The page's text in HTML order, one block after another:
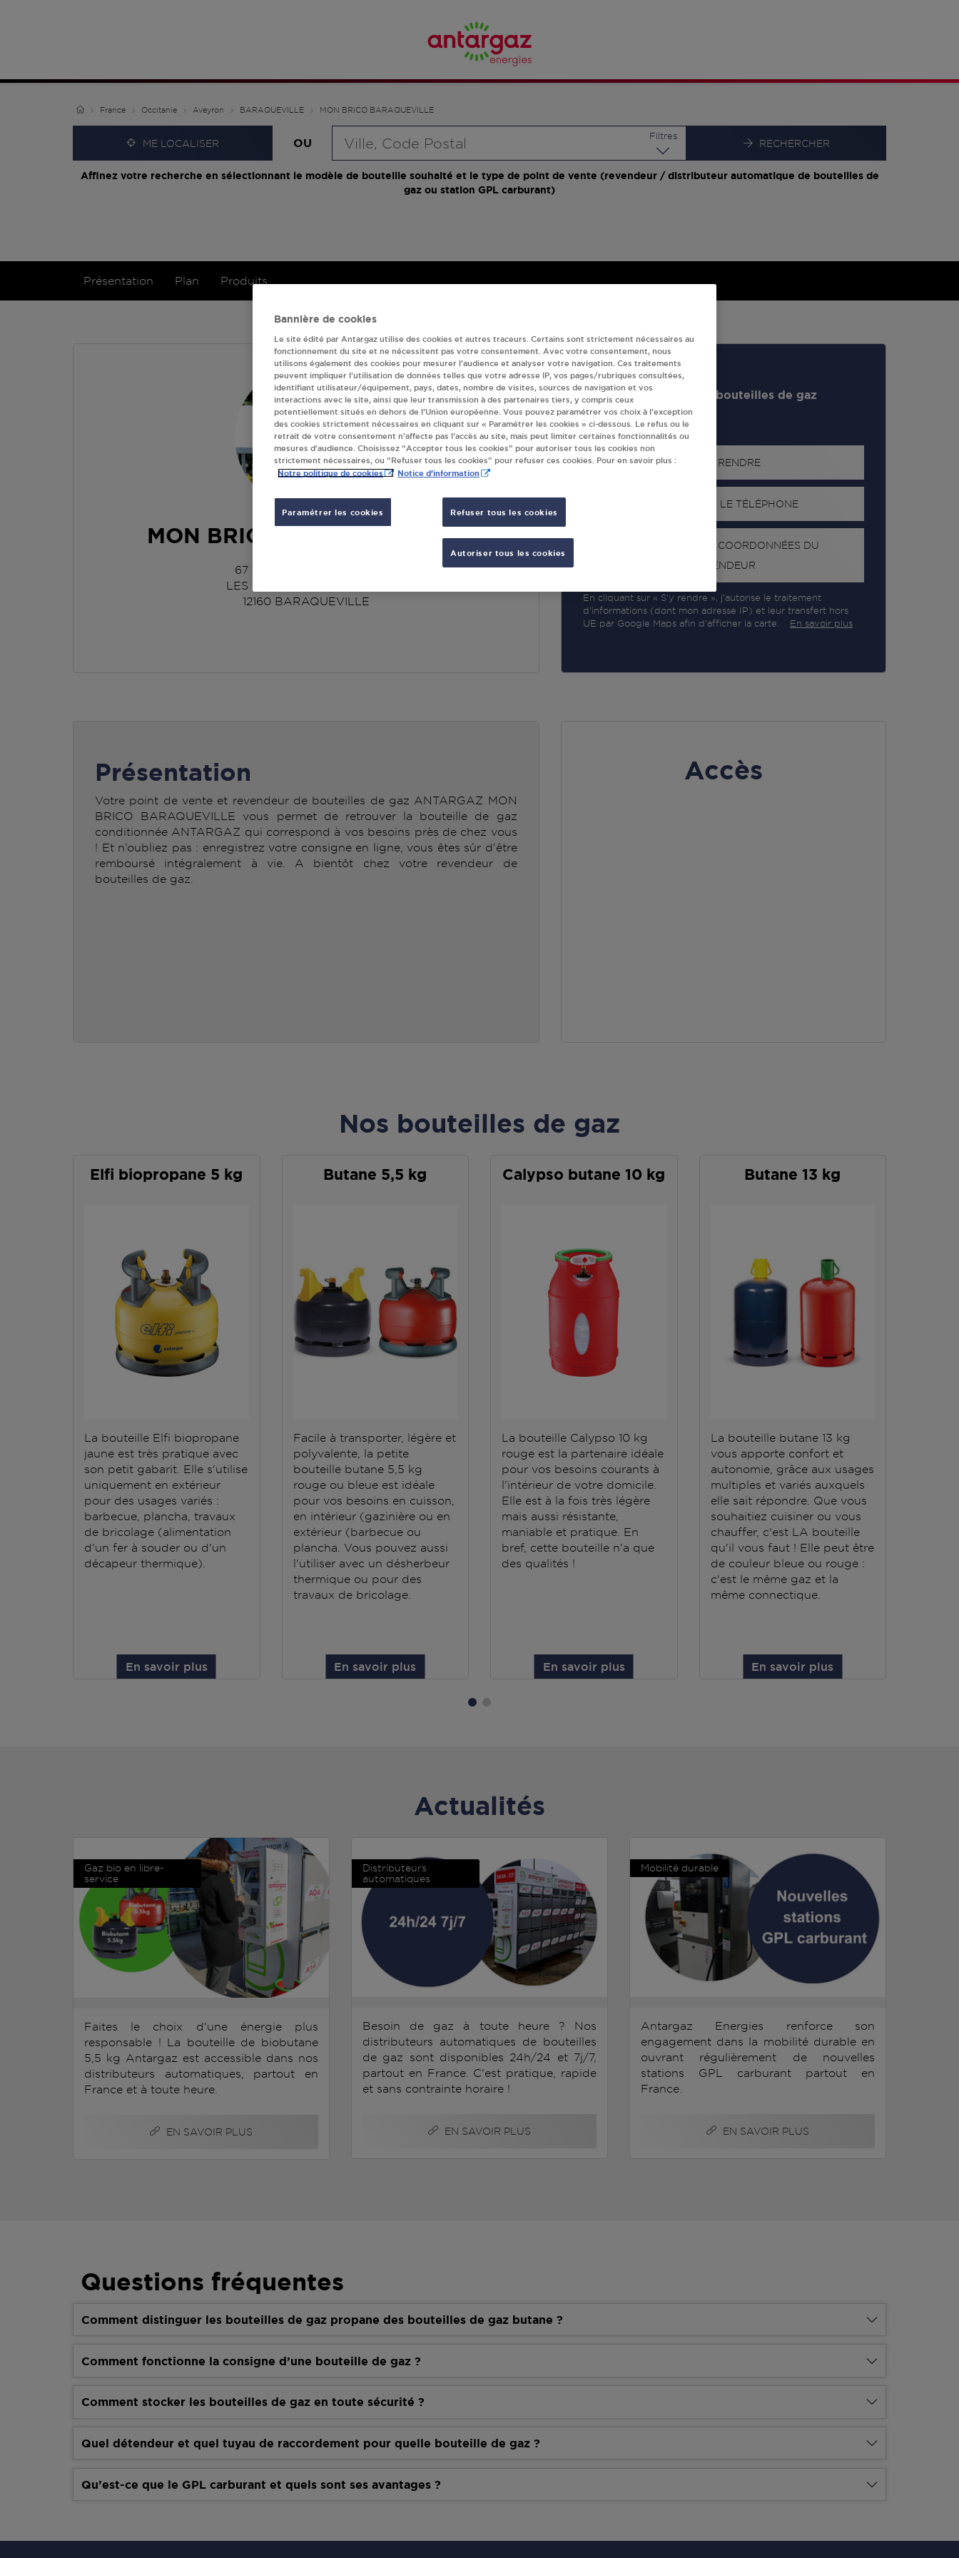
France Occitanie Aveyron BARAQUEVILLE MON BRICO BARAQUEVILLE
ME LOCALISER OU
Filtres
RECHERCHER
Affinez votre recherche en sélectionnant le modèle de bouteille souhaité et le type de point de vente (revendeur / distributeur automatique de bouteilles de
gaz ou station GPL carburant)
Présentation Plan Produits
MON BRICO BARAQUEVILLE
67 IMPASSE DU SABLAS
LES PORTES DU SEGALA 2
12160 BARAQUEVILLE
Revendeur de bouteilles de gaz
S'Y RENDRE
AFFICHER LE TÉLÉPHONE
RECEVOIR LES COORDONNÉES DU
REVENDEUR
En cliquant sur « S’y rendre », j’autorise le traitement
d’informations (dont mon adresse IP) et leur transfert hors
UE par Google Maps afin d’afficher la carte.
En savoir plus
Accès
Présentation
Votre point de vente et revendeur de bouteilles de gaz ANTARGAZ MON
BRICO BARAQUEVILLE vous permet de retrouver la bouteille de gaz
conditionnée ANTARGAZ qui correspond à vos besoins près de chez vous
! Et n’oubliez pas : enregistrez votre consigne en ligne, vous êtes sûr d’être
remboursé intégralement à vie. A bientôt chez votre revendeur de
bouteilles de gaz.
Nos bouteilles de gaz
Elfi biopropane 5 kg
La bouteille Elfi biopropane
jaune est très pratique avec
son petit gabarit. Elle s'utilise
uniquement en extérieur
pour des usages variés :
barbecue, plancha, travaux
de bricolage (alimentation
d'un fer à souder ou d'un
décapeur thermique).
En savoir plus
Butane 5,5 kg
Facile à transporter, légère et
polyvalente, la petite
bouteille butane 5,5 kg
rouge ou bleue est idéale
pour vos besoins en cuisson,
en intérieur (gazinière ou en
extérieur (barbecue ou
plancha. Vous pouvez aussi
l'utiliser avec un désherbeur
thermique ou pour des
travaux de bricolage.
En savoir plus
Calypso butane 10 kg
La bouteille Calypso 10 kg
rouge est la partenaire idéale
pour vos besoins courants à
l'intérieur de votre domicile.
Elle est à la fois très légère
mais aussi résistante,
maniable et pratique. En
bref, cette bouteille n'a que
des qualités !
En savoir plus
Butane 13 kg
La bouteille butane 13 kg
vous apporte confort et
autonomie, grâce aux usages
multiples et variés auxquels
elle sait répondre. Que vous
souhaitiez cuisiner ou vous
chauffer, c'est LA bouteille
qu'il vous faut ! Elle peut être
de couleur bleue ou rouge :
c'est le même gaz et la
même connectique.
En savoir plus
Actualités
Gaz bio en libre-
service
Faites le choix d'une énergie plus
responsable ! La bouteille de biobutane
5,5 kg Antargaz est accessible dans nos
distributeurs automatiques, partout en
France et à toute heure.
EN SAVOIR PLUS
Distributeurs
automatiques
Besoin de gaz à toute heure ? Nos
distributeurs automatiques de bouteilles
de gaz sont disponibles 24h/24 et 7j/7,
partout en France. C'est pratique, rapide
et sans contrainte horaire !
EN SAVOIR PLUS
Mobilité durable
Antargaz Energies renforce son
engagement dans la mobilité durable en
ouvrant régulièrement de nouvelles
stations GPL carburant partout en
France.
EN SAVOIR PLUS
Questions fréquentes
Comment distinguer les bouteilles de gaz propane des bouteilles de gaz butane ?
Comment fonctionne la consigne d’une bouteille de gaz ?
Comment stocker les bouteilles de gaz en toute sécurité ?
Quel détendeur et quel tuyau de raccordement pour quelle bouteille de gaz ?
Qu’est-ce que le GPL carburant et quels sont ses avantages ?
Bannière de cookies
Le site édité par Antargaz utilise des cookies et autres traceurs. Certains sont strictement nécessaires au
fonctionnement du site et ne nécessitent pas votre consentement. Avec votre consentement, nous
utilisons également des cookies pour mesurer l’audience et analyser votre navigation. Ces traitements
peuvent impliquer l’utilisation de données telles que votre adresse IP, vos pages/rubriques consultées,
identifiant utilisateur/équipement, pays, dates, nombre de visites, sources de navigation et vos
interactions avec le site, ainsi que leur transmission à des partenaires tiers, y compris ceux
potentiellement situés en dehors de l’Union européenne. Vous pouvez paramétrer vos choix à l’exception
des cookies strictement nécessaires en cliquant sur « Paramétrer les cookies » ci-dessous. Le refus ou le
retrait de votre consentement n’affecte pas l’accès au site, mais peut limiter certaines fonctionnalités ou
mesures d’audience. Choisissez “Accepter tous les cookies” pour autoriser tous les cookies non
strictement nécessaires, ou “Refuser tous les cookies” pour refuser ces cookies. Pour en savoir plus :
Notre politique de cookies Notice d'information
Paramétrer les cookies Refuser tous les cookies
Autoriser tous les cookies